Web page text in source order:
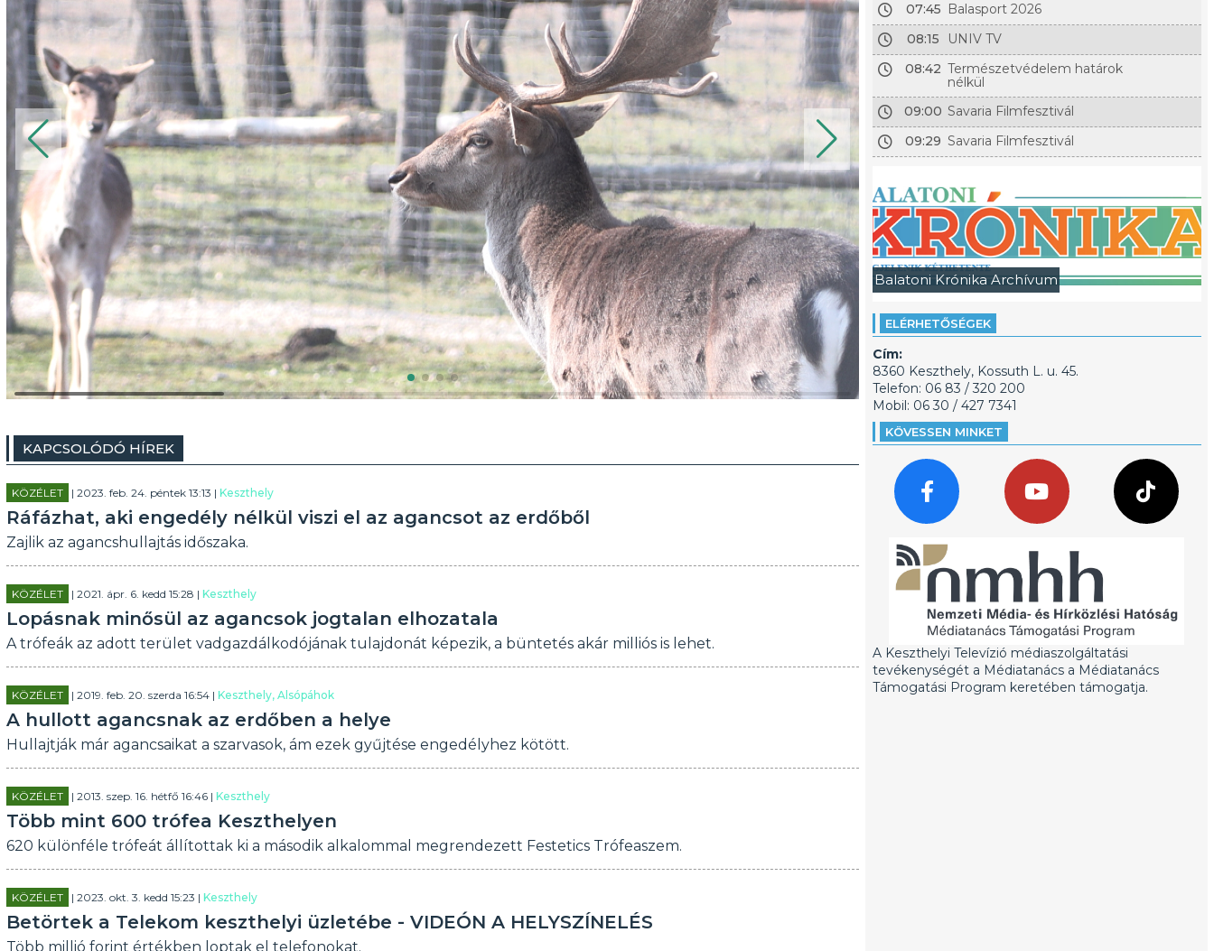
KAPCSOLÓDÓ HÍREK
KÖZÉLET | 2023. feb. 24. péntek 13:13 | Keszthely
Ráfázhat, aki engedély nélkül viszi el az agancsot az erdőből
Zajlik az agancshullajtás időszaka.
KÖZÉLET | 2021. ápr. 6. kedd 15:28 | Keszthely
Lopásnak minősül az agancsok jogtalan elhozatala
A trófeák az adott terület vadgazdálkodójának tulajdonát képezik, a büntetés akár milliós is lehet.
KÖZÉLET | 2019. feb. 20. szerda 16:54 | Keszthely, Alsópáhok
A hullott agancsnak az erdőben a helye
Hullajtják már agancsaikat a szarvasok, ám ezek gyűjtése engedélyhez kötött.
KÖZÉLET | 2013. szep. 16. hétfő 16:46 | Keszthely
Több mint 600 trófea Keszthelyen
620 különféle trófeát állítottak ki a második alkalommal megrendezett Festetics Trófeaszem.
KÖZÉLET | 2023. okt. 3. kedd 15:23 | Keszthely
Betörtek a Telekom keszthelyi üzletébe - VIDEÓN A HELYSZÍNELÉS
Több millió forint értékben loptak el telefonokat.
07:45 Balasport 2026
08:15
UNIV TV
08:42 Természetvédelem határok
nélkül
09:00 Savaria Filmfesztivál
09:29 Savaria Filmfesztivál
Balatoni Krónika Archívum
ELÉRHETŐSÉGEK
Cím:
8360 Keszthely, Kossuth L. u. 45.
Telefon: 06 83 / 320 200
Mobil: 06 30 / 427 7341
KÖVESSEN MINKET
A Keszthelyi Televízió médiaszolgáltatási
tevékenységét a Médiatanács a Médiatanács
Támogatási Program keretében támogatja.